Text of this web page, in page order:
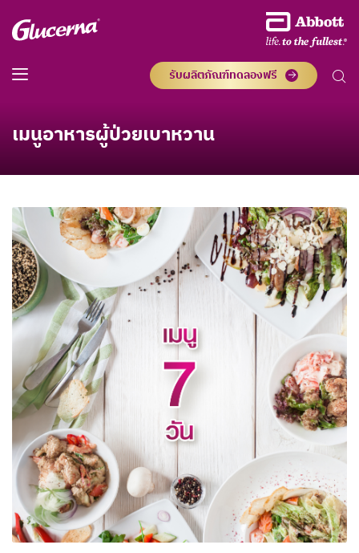
รับผลิตภัณฑ์ทดลองฟรี
เมนูอาหารผู้ป่วยเบาหวาน